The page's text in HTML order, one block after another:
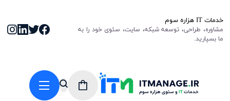
خدمات IT هزاره سوم
مشاوره، طراحی، توسعه شبکه، سایت، سئوی خود را به
ما بسپارید.